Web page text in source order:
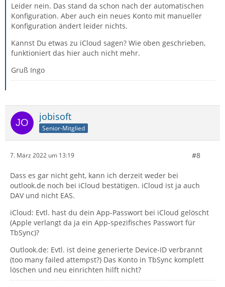
Leider nein. Das stand da schon nach der automatischen
Konfiguration. Aber auch ein neues Konto mit manueller
Konfiguration ändert leider nichts.
Kannst Du etwas zu iCloud sagen? Wie oben geschrieben,
funktioniert das hier auch nicht mehr.
Gruß Ingo
jobisoft
Senior-Mitglied
7. März 2022 um 13:19 #8
Dass es gar nicht geht, kann ich derzeit weder bei
outlook.de noch bei iCloud bestätigen. iCloud ist ja auch
DAV und nicht EAS.
iCloud: Evtl. hast du dein App-Passwort bei iCloud gelöscht
(Apple verlangt da ja ein App-spezifisches Passwort für
TbSync)?
Outlook.de: Evtl. ist deine generierte Device-ID verbrannt
(too many failed attempst?) Das Konto in TbSync komplett
löschen und neu einrichten hilft nicht?